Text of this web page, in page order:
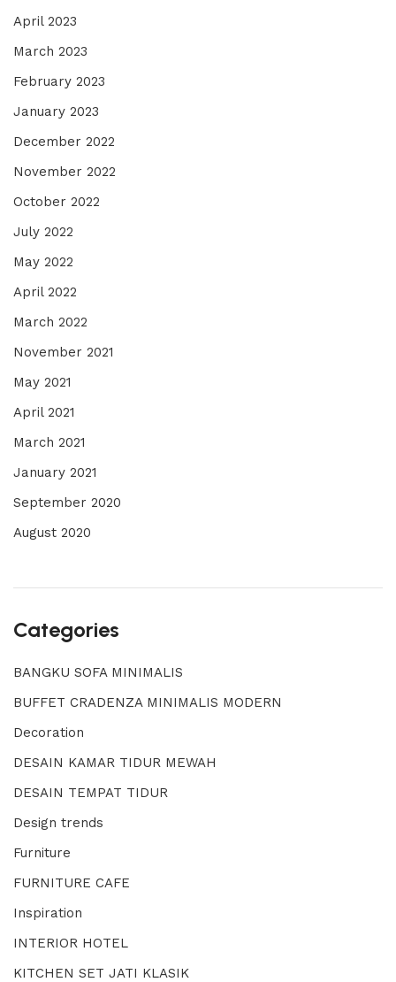
April 2023
March 2023
February 2023
January 2023
December 2022
November 2022
October 2022
July 2022
May 2022
April 2022
March 2022
November 2021
May 2021
April 2021
March 2021
January 2021
September 2020
August 2020
Categories
BANGKU SOFA MINIMALIS
BUFFET CRADENZA MINIMALIS MODERN
Decoration
DESAIN KAMAR TIDUR MEWAH
DESAIN TEMPAT TIDUR
Design trends
Furniture
FURNITURE CAFE
Inspiration
INTERIOR HOTEL
KITCHEN SET JATI KLASIK